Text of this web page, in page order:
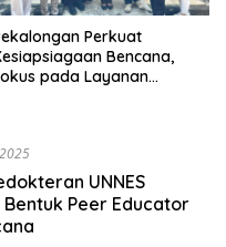
Perkuat
Bencana,
pada Layanan
UNNES
Peer Educator